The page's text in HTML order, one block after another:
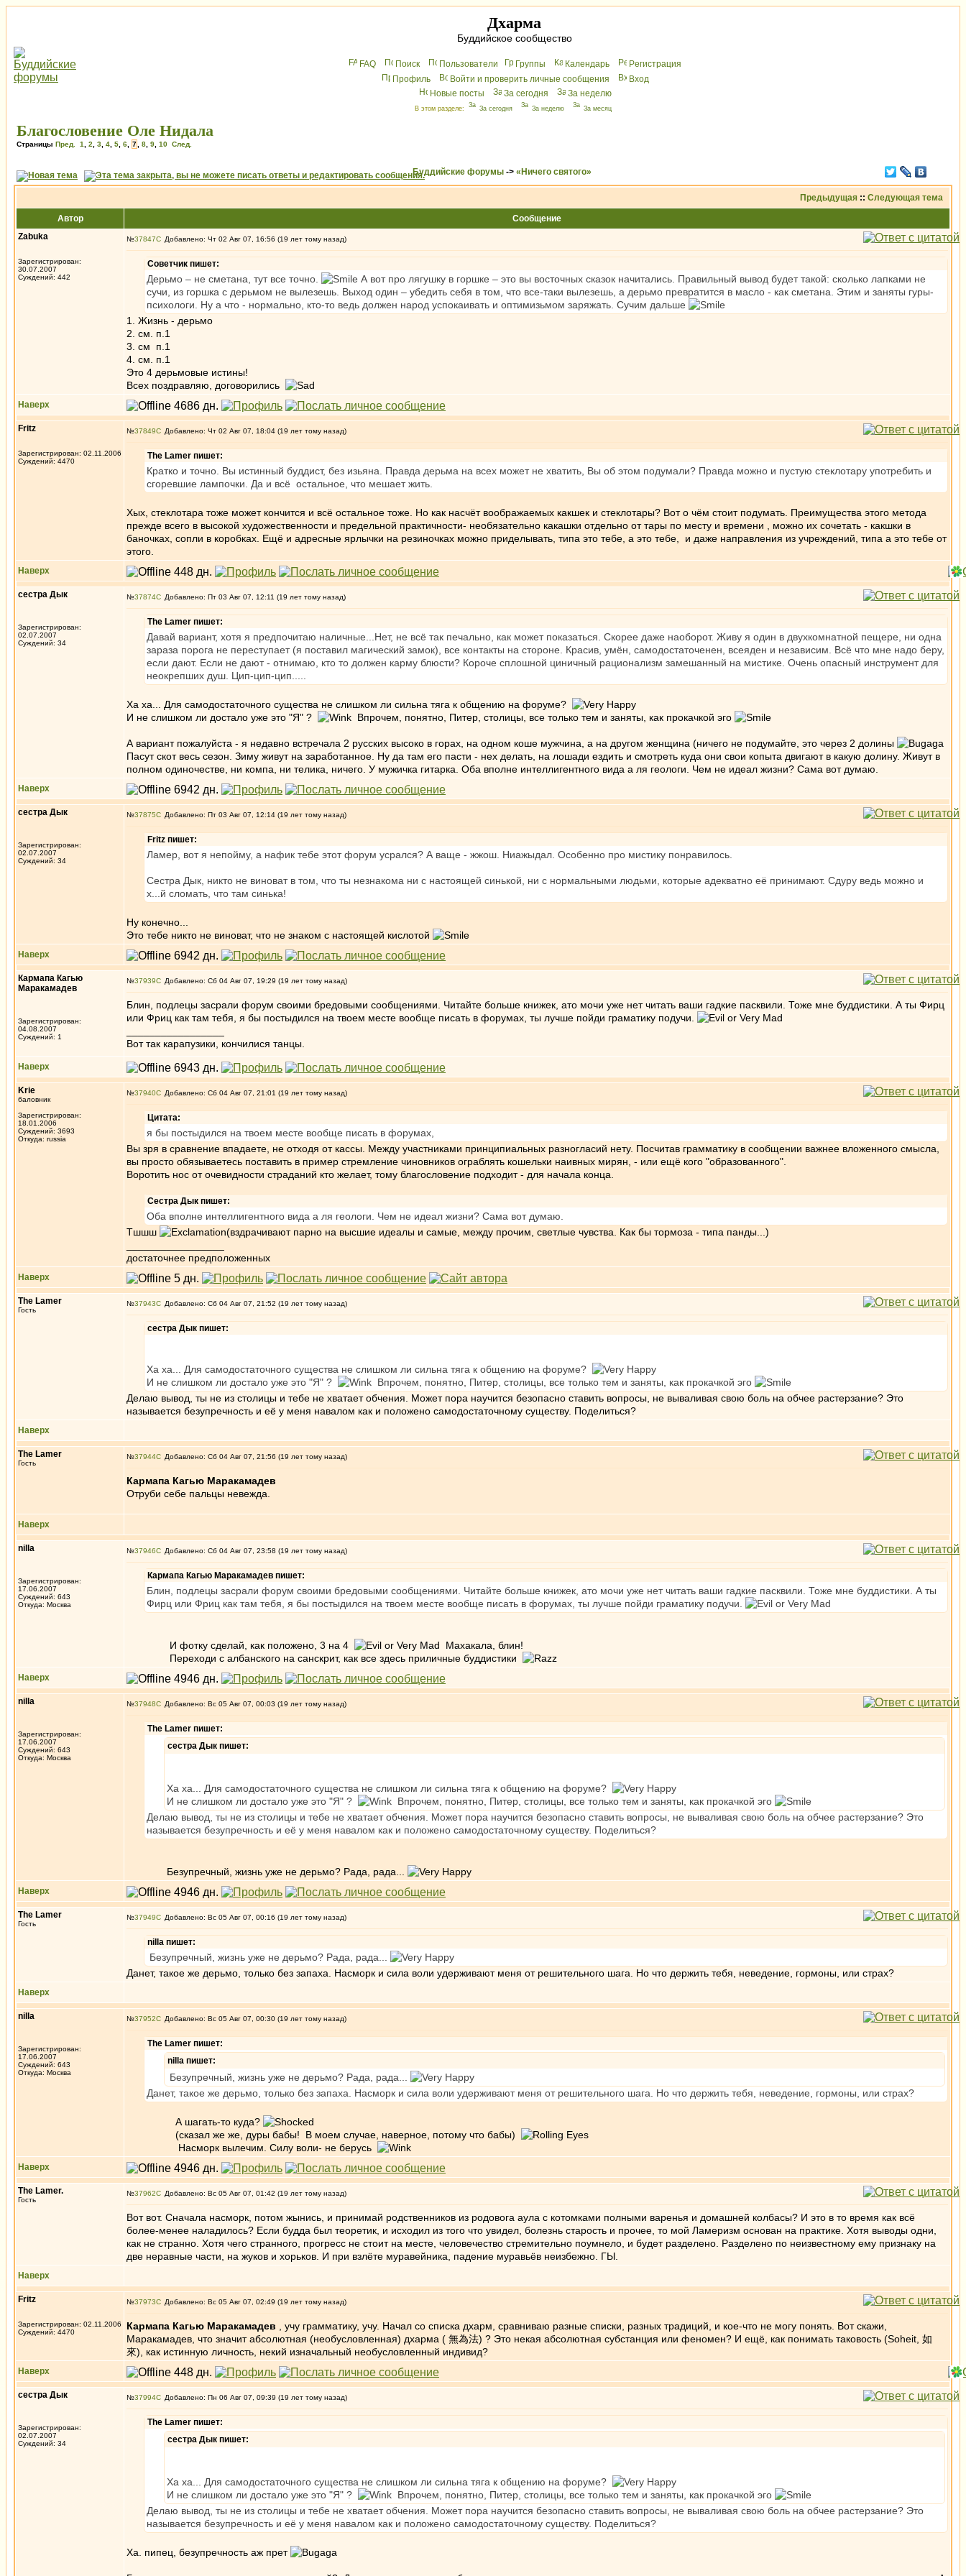
Дхарма
Буддийское сообщество
FAQ Поиск Пользователи Группы Календарь
Peгиcтрaция
Профиль
Войти и проверить личные сообщения
Вхoд
Новые посты
За сегодня За неделю
В этом разделе: За сегодня За неделю За месяц
Благословение Оле Нидала
Страницы Пред. 1 2 3 4 5 6 7 8 9 10 След.
Буддийские форумы -> «Ничего святого»
Предыдущая :: Следующая тема
Автор
Сообщение
Zabuka
Зарегистрирован:
30.07.2007
Суждений: 442
№37847 Добавлено: Чт 02 Авг 07, 16:56 (19 лет тому назад)
Советчик пишет:
Дерьмо – не сметана, тут все точно.
А вот про лягушку в горшке – это вы восточных сказок начитались. Правильный вывод будет такой: сколько лапками не
сучи, из горшка с дерьмом не вылезешь. Выход один – убедить себя в том, что все-таки вылезешь, а дерьмо превратится в масло - как сметана. Этим и заняты гуры-
психологи. Ну а что - нормально, кто-то ведь должен народ успокаивать и оптимизьмом заряжать. Сучим дальше
1. Жизнь - дерьмо
2. см. п.1
3. см п.1
4. см. п.1
Это 4 дерьмовые истины!
Всех поздравляю, договорились
Наверх
Fritz
Зарегистрирован: 02.11.2006
Суждений: 4470
№37849 Добавлено: Чт 02 Авг 07, 18:04 (19 лет тому назад)
The Lamer пишет:
Кратко и точно. Вы истинный буддист, без изьяна. Правда дерьма на всех может не хватить, Вы об этом подумали? Правда можно и пустую стеклотару употребить и
сгоревшие лампочки. Да и всё остальное, что мешает жить.
Хых, стеклотара тоже может кончится и всё остальное тоже. Но как насчёт воображаемых какшек и стеклотары? Вот о чём стоит подумать. Преимущества этого метода
прежде всего в высокой художественности и предельной практичности- необязательно какашки отдельно от тары по месту и времени , можно их сочетать - какшки в
баночках, сопли в коробках. Ещё и адресные ярлычки на резиночках можно приделывать, типа это тебе, а это тебе, и даже направления из учреждений, типа а это тебе от
этого.
Наверх
сестра Дык
Зарегистрирован:
02.07.2007
Суждений: 34
№37874 Добавлено: Пт 03 Авг 07, 12:11 (19 лет тому назад)
The Lamer пишет:
Давай вариант, хотя я предпочитаю наличные...Нет, не всё так печально, как может показаться. Скорее даже наоборот. Живу я один в двухкомнатной пещере, ни одна
зараза порога не переступает (я поставил магический замок), все контакты на стороне. Красив, умён, самодостаточенен, всеяден и независим. Всё что мне надо беру,
если дают. Если не дают - отнимаю, кто то должен карму блюсти? Короче сплошной циничный рационализм замешанный на мистике. Очень опасный инструмент для
неокрепших душ. Цип-цип-цип.....
Ха ха... Для самодостаточного существа не слишком ли сильна тяга к общению на форуме?
И не слишком ли достало уже это "Я" ?
Впрочем, понятно, Питер, столицы, все только тем и заняты, как прокачкой эго
А вариант пожалуйста - я недавно встречала 2 русских высоко в горах, на одном коше мужчина, а на другом женщина (ничего не подумайте, это через 2 долины
Пасут скот весь сезон. Зиму живут на заработанное. Ну да там его пасти - нех делать, на лошади ездить и смотреть куда они свои копыта двигают в какую долину. Живут в
полном одиночестве, ни компа, ни телика, ничего. У мужичка гитарка. Оба вполне интеллигентного вида а ля геологи. Чем не идеал жизни? Сама вот думаю.
Наверх
сестра Дык
Зарегистрирован:
02.07.2007
Суждений: 34
№37875 Добавлено: Пт 03 Авг 07, 12:14 (19 лет тому назад)
Fritz пишет:
Ламер, вот я непойму, а нафик тебе этот форум усрался? А ваще - жжош. Ниажыдал. Особенно про мистику понравилось.
Сестра Дык, никто не виноват в том, что ты незнакома ни с настоящей синькой, ни с нормальными людьми, которые адекватно её принимают. Сдуру ведь можно и
х...й сломать, что там синька!
Ну конечно...
Это тебе никто не виноват, что не знаком с настоящей кислотой
Наверх
Кармапа Кагью
Маракамадев
Зарегистрирован:
04.08.2007
Суждений: 1
№37939 Добавлено: Сб 04 Авг 07, 19:29 (19 лет тому назад)
Блин, подлецы засрали форум своими бредовыми сообщениями. Читайте больше книжек, ато мочи уже нет читать ваши гадкие пасквили. Тоже мне буддистики. А ты Фирц
или Фриц как там тебя, я бы постыдился на твоем месте вообще писать в форумах, ты лучше пойди граматику подучи.
Вот так карапузики, кончилися танцы.
Наверх
Krie
баловник
Зарегистрирован:
18.01.2006
Суждений: 3693
Откуда: russia
№37940 Добавлено: Сб 04 Авг 07, 21:01 (19 лет тому назад)
Цитата:
я бы постыдился на твоем месте вообще писать в форумах,
Вы зря в сравнение впадаете, не отходя от кассы. Между участниками принципиальных разногласий нету. Посчитав грамматику в сообщении важнее вложенного смысла,
вы просто обязываетесь поставить в пример стремление чиновников ограблять кошельки наивных мирян, - или ещё кого "образованного".
Воротить нос от очевидности страданий кто желает, тому благословение подходит - для начала конца.
Сестра Дык пишет:
Оба вполне интеллигентного вида а ля геологи. Чем не идеал жизни? Сама вот думаю.
Тшшш
(вздрачивают парно на высшие идеалы и самые, между прочим, светлые чувства. Как бы тормоза - типа панды...)
достаточнее предположенных
Наверх
The Lamer
Гость
№37943 Добавлено: Сб 04 Авг 07, 21:52 (19 лет тому назад)
сестра Дык пишет:
Ха ха... Для самодостаточного существа не слишком ли сильна тяга к общению на форуме?
И не слишком ли достало уже это "Я" ?
Впрочем, понятно, Питер, столицы, все только тем и заняты, как прокачкой эго
Делаю вывод, ты не из столицы и тебе не хватает обчения. Может пора научится безопасно ставить вопросы, не вываливая свою боль на обчее растерзание? Это
называется безупречность и её у меня навалом как и положено самодостаточному существу. Поделиться?
Наверх
The Lamer
Гость
№37944 Добавлено: Сб 04 Авг 07, 21:56 (19 лет тому назад)
Кармапа Кагью Маракамадев
Отруби себе пальцы невежда.
Наверх
nilla
Зарегистрирован:
17.06.2007
Суждений: 643
Откуда: Москва
№37946 Добавлено: Сб 04 Авг 07, 23:58 (19 лет тому назад)
Кармапа Кагью Маракамадев пишет:
Блин, подлецы засрали форум своими бредовыми сообщениями. Читайте больше книжек, ато мочи уже нет читать ваши гадкие пасквили. Тоже мне буддистики. А ты
Фирц или Фриц как там тебя, я бы постыдился на твоем месте вообще писать в форумах, ты лучше пойди граматику подучи.
И фотку сделай, как положено, 3 на 4
Махакала, блин!
Переходи с албанского на санскрит, как все здесь приличные буддистики
Наверх
nilla
Зарегистрирован:
17.06.2007
Суждений: 643
Откуда: Москва
№37948 Добавлено: Вс 05 Авг 07, 00:03 (19 лет тому назад)
The Lamer пишет:
сестра Дык пишет:
Ха ха... Для самодостаточного существа не слишком ли сильна тяга к общению на форуме?
И не слишком ли достало уже это "Я" ?
Впрочем, понятно, Питер, столицы, все только тем и заняты, как прокачкой эго
Делаю вывод, ты не из столицы и тебе не хватает обчения. Может пора научится безопасно ставить вопросы, не вываливая свою боль на обчее растерзание? Это
называется безупречность и её у меня навалом как и положено самодостаточному существу. Поделиться?
Безупречный, жизнь уже не дерьмо? Рада, рада...
Наверх
The Lamer
Гость
№37949 Добавлено: Вс 05 Авг 07, 00:16 (19 лет тому назад)
nilla пишет:
Безупречный, жизнь уже не дерьмо? Рада, рада...
Данет, такое же дерьмо, только без запаха. Насморк и сила воли удерживают меня от решительного шага. Но что держить тебя, неведение, гормоны, или страх?
Наверх
nilla
Зарегистрирован:
17.06.2007
Суждений: 643
Откуда: Москва
№37952 Добавлено: Вс 05 Авг 07, 00:30 (19 лет тому назад)
The Lamer пишет:
nilla пишет:
Безупречный, жизнь уже не дерьмо? Рада, рада...
Данет, такое же дерьмо, только без запаха. Насморк и сила воли удерживают меня от решительного шага. Но что держить тебя, неведение, гормоны, или страх?
А шагать-то куда?
(сказал же же, дуры бабы! В моем случае, наверное, потому что бабы)
Насморк вылечим. Силу воли- не берусь
Наверх
The Lamer.
Гость
№37962 Добавлено: Вс 05 Авг 07, 01:42 (19 лет тому назад)
Вот вот. Сначала насморк, потом жынись, и принимай родственников из родовога аула с котомками полными варенья и домашней колбасы? И это в то время как всё
более-менее наладилось? Если будда был теоретик, и исходил из того что увидел, болезнь старость и прочее, то мой Ламеризм основан на практике. Хотя выводы одни,
как не странно. Хотя чего странного, прогресс не стоит на месте, человечество стремительно поумнело, и будет разделено. Разделено по неизвестному ему признаку на
две неравные части, на жуков и хорьков. И при взлёте муравейника, падение муравьёв неизбежно. ГЫ.
Наверх
Fritz
Зарегистрирован: 02.11.2006
Суждений: 4470
№37973 Добавлено: Вс 05 Авг 07, 02:49 (19 лет тому назад)
Кармапа Кагью Маракамадев
, учу грамматику, учу. Начал со списка дхарм, сравниваю разные списки, разных традиций, и кое-что не могу понять. Вот скажи,
Маракамадев, что значит абсолютная (необусловленная) дхарма ( 無為法) ? Это некая абсолютная субстанция или феномен? И ещё, как понимать таковость (Soheit, 如
來), как истинную личность, некий изначальный необусловленный индивид?
Наверх
сестра Дык
Зарегистрирован:
02.07.2007
Суждений: 34
№37994 Добавлено: Пн 06 Авг 07, 09:39 (19 лет тому назад)
The Lamer пишет:
сестра Дык пишет:
Ха ха... Для самодостаточного существа не слишком ли сильна тяга к общению на форуме?
И не слишком ли достало уже это "Я" ?
Впрочем, понятно, Питер, столицы, все только тем и заняты, как прокачкой эго
Делаю вывод, ты не из столицы и тебе не хватает обчения. Может пора научится безопасно ставить вопросы, не вываливая свою боль на обчее растерзание? Это
называется безупречность и её у меня навалом как и положено самодостаточному существу. Поделиться?
Ха. пипец, безупречность аж прет